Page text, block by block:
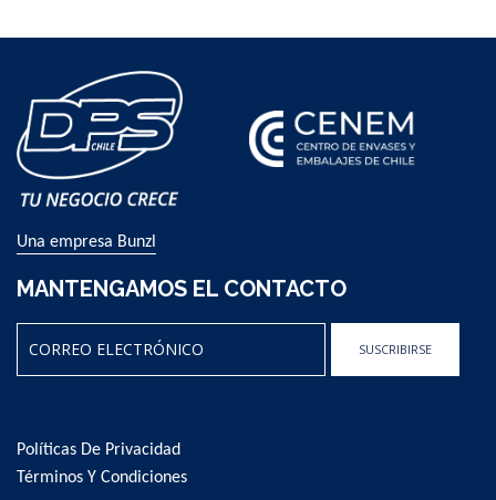
Una empresa Bunzl
MANTENGAMOS EL CONTACTO
Our
Newsletter:
SUSCRIBIRSE
Políticas De Privacidad
Términos Y Condiciones